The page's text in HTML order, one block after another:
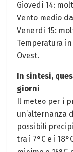
Giovedì 14:
Vento​ medio‍
Venerdì 15:
Temperatura
Ovest.
In sintesi,
giorni
Il meteo per i
un’alternanza
possibili
tra i 7°C e i